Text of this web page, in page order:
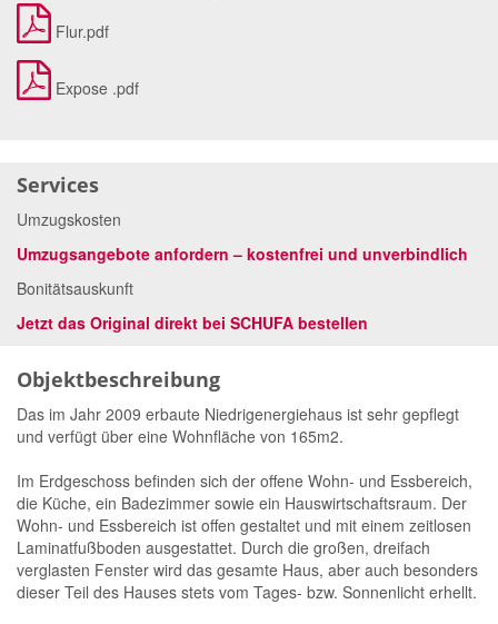
Flur.pdf
Expose .pdf
Services
Umzugskosten
Umzugsangebote anfordern – kostenfrei und unverbindlich
Bonitätsauskunft
Jetzt das Original direkt bei SCHUFA bestellen
Objektbeschreibung
Das im Jahr 2009 erbaute Niedrigenergiehaus ist sehr gepflegt
und verfügt über eine Wohnfläche von 165m2.
Im Erdgeschoss befinden sich der offene Wohn- und Essbereich,
die Küche, ein Badezimmer sowie ein Hauswirtschaftsraum. Der
Wohn- und Essbereich ist offen gestaltet und mit einem zeitlosen
Laminatfußboden ausgestattet. Durch die großen, dreifach
verglasten Fenster wird das gesamte Haus, aber auch besonders
dieser Teil des Hauses stets vom Tages- bzw. Sonnenlicht erhellt.